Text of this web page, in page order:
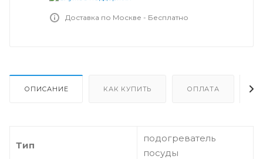
Доставка по Москве - Бесплатно
ОПИСАНИЕ КАК КУПИТЬ ОПЛАТА
Тип
подогреватель
посуды